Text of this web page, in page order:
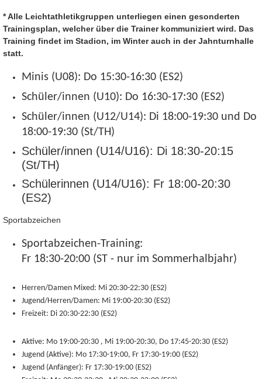
* Alle Leichtathletikgruppen unterliegen einen gesonderten
Trainingsplan, welcher über die Trainer kommuniziert wird. Das
Training findet im Stadion, im Winter auch in der Jahnturnhalle
statt.
Minis (U08): Do 15:30-16:30 (ES2)
Schüler/innen (U10): Do 16:30-17:30 (ES2)
Schüler/innen (U12/U14): Di 18:00-19:30 und Do
18:00-19:30 (St/TH)
Schüler/innen (U14/U16): Di 18:30-20:15
(St/TH)
Schülerinnen (U14/U16): Fr 18:00-20:30
(ES2)
Sportabzeichen
Sportabzeichen-Training:
Fr 18:30-20:00 (ST - nur im Sommerhalbjahr)
Herren/Damen Mixed: Mi 20:30-22:30 (ES2)
Jugend/Herren/Damen: Mi 19:00-20:30 (ES2)
Freizeit: Di 20:30-22:30 (ES2)
Aktive: Mo 19:00-20:30 , Mi 19:00-20:30, Do 17:45-20:30 (ES2)
Jugend (Aktive): Mo 17:30-19:00, Fr 17:30-19:00 (ES2)
Jugend (Anfänger): Fr 17:30-19:00 (ES2)